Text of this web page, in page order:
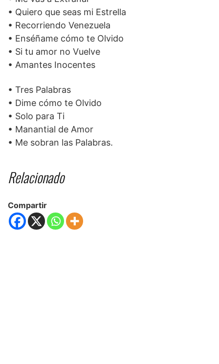
• Quiero que seas mi Estrella
• Recorriendo Venezuela
• Enséñame cómo te Olvido
• Si tu amor no Vuelve
• Amantes Inocentes
• Tres Palabras
• Dime cómo te Olvido
• Solo para Ti
• Manantial de Amor
• Me sobran las Palabras.
Relacionado
Compartir